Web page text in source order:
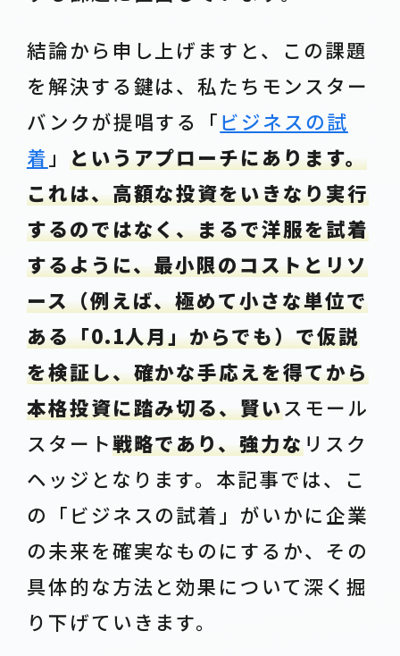
結論から申し上げますと、この課題
を解決する鍵は、私たちモンスター
バンクが提唱する「ビジネスの試
着 」 というアプローチにあります。
これは、高額な投資をいきなり実行
するのではなく、まるで洋服を試着
するように、最小限のコストとリソ
ース（例えば、極めて小さな単位で
ある「0.1人月」からでも）で仮説
を検証し、確かな手応えを得てから
本格投資に踏み切る、賢いスモール
スタート戦略であり、強力なリスク
ヘッジとなります。本記事では、こ
の「ビジネスの試着」がいかに企業
の未来を確実なものにするか、その
具体的な方法と効果について深く掘
り下げていきます。